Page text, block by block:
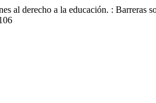
al derecho a la educación. : Barreras